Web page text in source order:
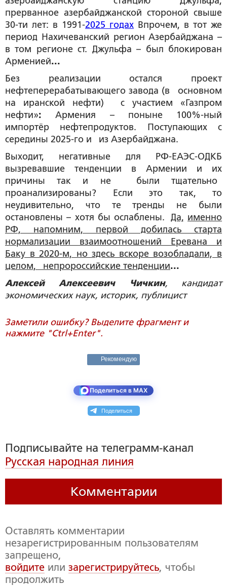
прерванное азербайджанской стороной свыше
30-ти лет: в 1991-2025 годах Впрочем, в тот же
период Нахичеванский регион Азербайджана –
в том регионе ст. Джульфа – был блокирован
Арменией...
Без реализации остался проект
нефтеперерабатывающего завода (в основном
на иранской нефти) с участием «Газпром
нефти»: Армения – поныне 100%-ный
импортёр нефтепродуктов. Поступающих с
середины 2025-го и из Азербайджана.
Выходит, негативные для РФ-ЕАЭС-ОДКБ
вызревавшие тенденции в Армении и их
причины так и не были тщательно
проанализированы? Если это так, то
неудивительно, что те тренды не были
остановлены – хотя бы ослаблены. Да, именно
РФ, напомним, первой добилась старта
нормализации взаимоотношений Еревана и
Баку в 2020-м, но здесь вскоре возобладали, в
целом, непророссийские тенденции...
Алексей Алексеевич Чичкин, кандидат
экономических наук, историк, публицист
Заметили ошибку? Выделите фрагмент и
нажмите "Ctrl+Enter".
Рекомендую
Поделиться в MAX
Поделиться
Подписывайте на телеграмм-канал
Русская народная линия
Комментарии
Оставлять комментарии
незарегистрированным пользователям
запрещено,
войдите или зарегистрируйтесь, чтобы
продолжить